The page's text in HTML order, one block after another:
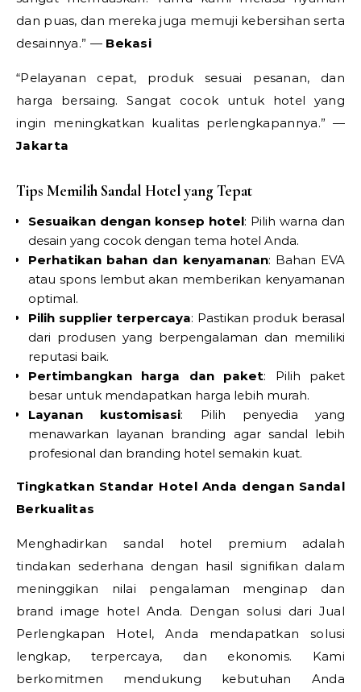
dan puas, dan mereka juga memuji kebersihan serta
desainnya.” — Bekasi
“Pelayanan cepat, produk sesuai pesanan, dan
harga bersaing. Sangat cocok untuk hotel yang
ingin meningkatkan kualitas perlengkapannya.” —
Jakarta
Tips Memilih Sandal Hotel yang Tepat
Sesuaikan dengan konsep hotel: Pilih warna dan
desain yang cocok dengan tema hotel Anda.
Perhatikan bahan dan kenyamanan: Bahan EVA
atau spons lembut akan memberikan kenyamanan
optimal.
Pilih supplier terpercaya: Pastikan produk berasal
dari produsen yang berpengalaman dan memiliki
reputasi baik.
Pertimbangkan harga dan paket: Pilih paket
besar untuk mendapatkan harga lebih murah.
Layanan kustomisasi: Pilih penyedia yang
menawarkan layanan branding agar sandal lebih
profesional dan branding hotel semakin kuat.
Tingkatkan Standar Hotel Anda dengan Sandal
Berkualitas
Menghadirkan sandal hotel premium adalah
tindakan sederhana dengan hasil signifikan dalam
meninggikan nilai pengalaman menginap dan
brand image hotel Anda. Dengan solusi dari Jual
Perlengkapan Hotel, Anda mendapatkan solusi
lengkap, terpercaya, dan ekonomis. Kami
berkomitmen mendukung kebutuhan Anda